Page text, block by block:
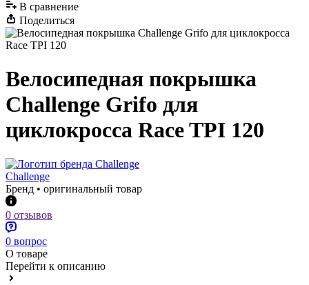
В сравнениe
Поделиться
Велосипедная покрышка
Challenge Grifo для
циклокросса Race TPI 120
Challenge
Бренд • оригинальный товар
0 отзывов
0 вопрос
О товаре
Перейти к описанию